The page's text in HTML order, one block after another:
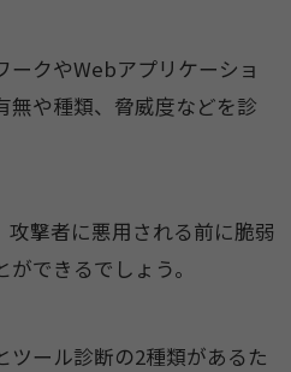
ークやWebアプリケーショ
無や種類、脅威度などを診
撃者に悪用される前に脆弱
できるでしょう。
ツール診断の2種類があるた